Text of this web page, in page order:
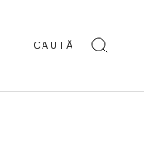
CAUTĂ